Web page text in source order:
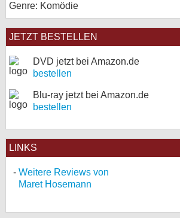
Genre: Komödie
JETZT BESTELLEN
DVD jetzt bei Amazon.de
bestellen
Blu-ray jetzt bei Amazon.de
bestellen
LINKS
Weitere Reviews von
Maret Hosemann